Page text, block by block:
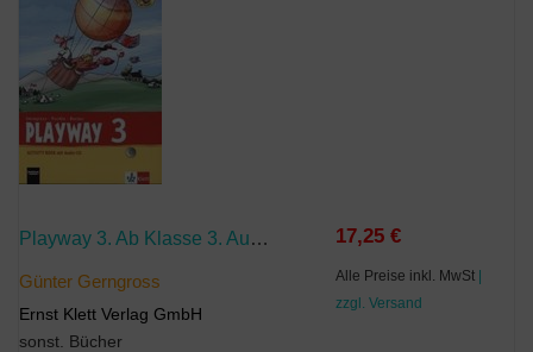
Playway 3. Ab Klasse 3. Ausgabe Für Schleswig-Holstein, Niedersachsen, Bremen, Hessen, Berlin, Brandenburg, Sachsen-Anhalt Und Thüringen
Günter Gerngross
Ernst Klett Verlag GmbH
sonst. Bücher
17,25 €
Alle Preise inkl. MwSt |
zzgl. Versand